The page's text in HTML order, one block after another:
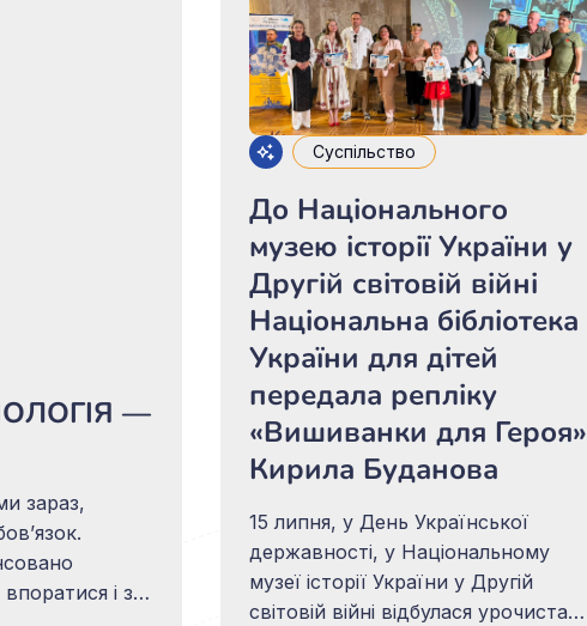
—
зараз,
і з
Суспільство
До Національного
музею історії України у
Другій світовій війні
Національна бібліотека
України для дітей
передала репліку
«Вишиванки для Героя»
Кирила Буданова
15 липня, у День Української
державності, у Національному
музеї історії України у Другій
світовій війні відбулася урочиста